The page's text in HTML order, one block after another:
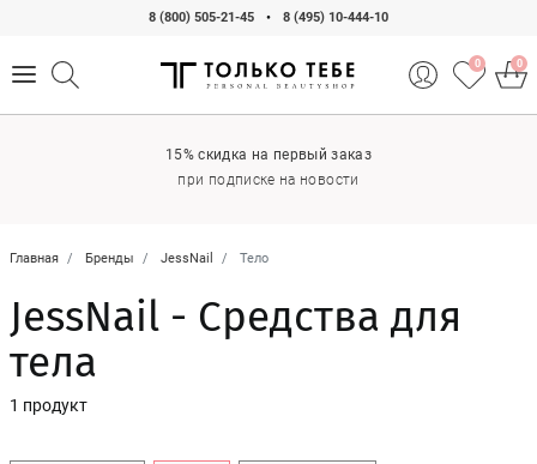
8 (800) 505-21-45 • 8 (495) 10-444-10
0 0
15% скидка на первый заказ
при подписке на новости
Главная Бренды JessNail Тело
JessNail - Средства для
тела
1 продукт